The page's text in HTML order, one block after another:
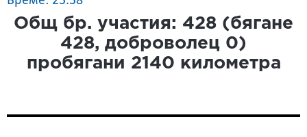
Общ бр. участия: 428 (бягане
428, доброволец 0)
пробягани 2140 километра